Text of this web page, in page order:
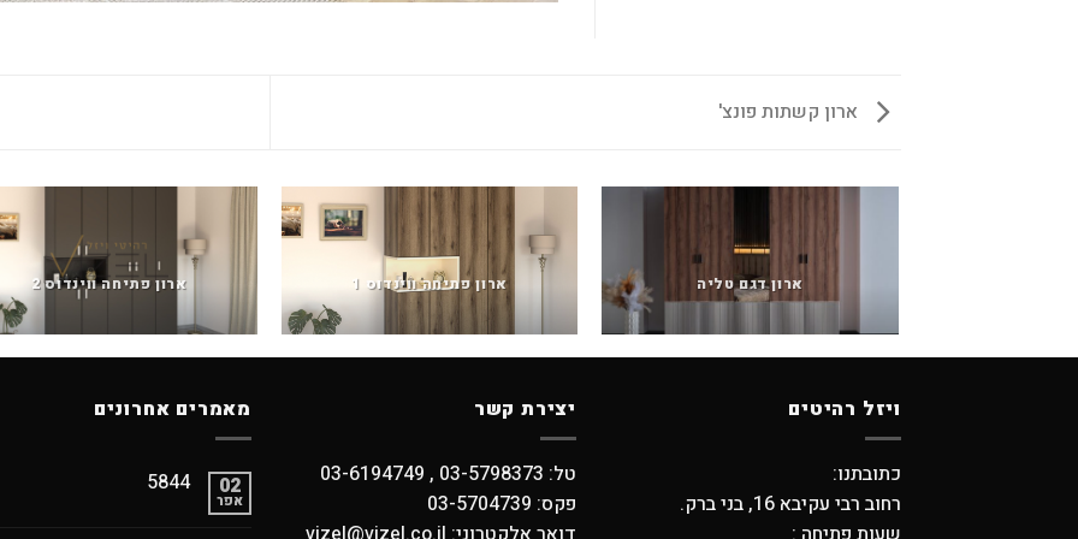
ארון קשתות פונצ'
ארון דגם טליה ארון פתיחה ווינדוס 1 ארון פתיחה ווינדוס 2
ויזל רהיטים
כתובתנו:
רחוב רבי עקיבא 16, בני ברק.
יצירת קשר
טל: 03-5798373 , 03-6194749
פקס: 03-5704739
מאמרים אחרונים
02
אפר
5844